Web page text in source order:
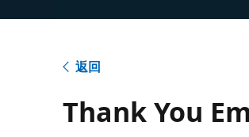
返回
Thank You